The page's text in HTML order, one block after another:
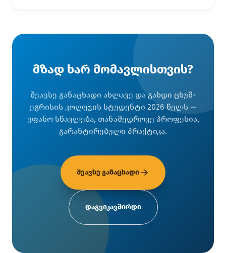
მზად ხარ მომავლისთვის?
შეავსე განაცხადი ახლავე და გახდი ცხუმ-
ეგრისის კოლეჯის სტუდენტი 2026 წელს —
უფასო სწავლება, თანამედროვე პროფესია,
გარანტირებული პრაქტიკა.
შეავსე განაცხადი
დაგვიკავშირდი